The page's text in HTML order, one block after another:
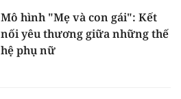
Mô hình "Mẹ và con gái": Kết
nối yêu thương giữa những thế
hệ phụ nữ